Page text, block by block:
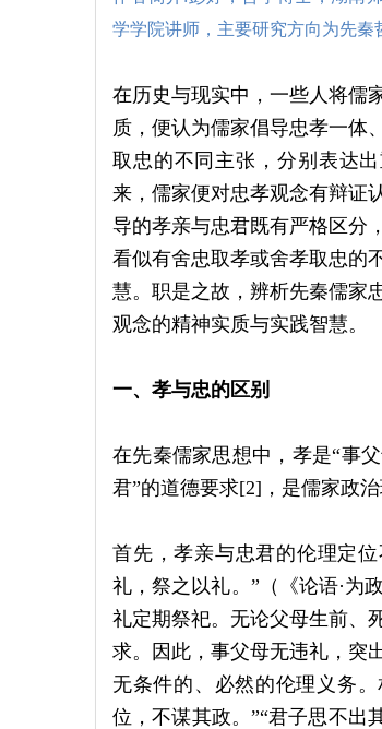
学学院讲师，主要研究方向为先秦
在历史与现实中，一些人将儒
质，便认为儒家倡导忠孝一体
取忠的不同主张，分别表达
来，儒家便对忠孝观念有辩证
导的孝亲与忠君既有严格区分
看似有舍忠取孝或舍孝取忠的
慧。职是之故，辨析先秦儒家
观念的精神实质与实践智慧。
一、孝与忠的区别
在先秦儒家思想中，孝是“事
君”的道德要求[2]，是儒家政
首先，孝亲与忠君的伦理定
礼，祭之以礼。”（《论语·为
礼定期祭祀。无论父母生前、
求。因此，事父母无违礼，突
无条件的、必然的伦理义务
位，不谋其政。”“君子思不出